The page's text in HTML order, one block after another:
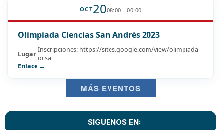
OCT2008:00 - 00:00
Olimpiada Ciencias San Andrés 2023
Lugar:Inscripciones: https://sites.google.com/view/olimpiada-
ocsa
Enlace →
MÁS EVENTOS
SIGUENOS EN: